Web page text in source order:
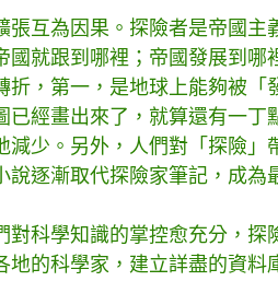
為因果。探險者是帝國主
就跟到哪裡；帝國發展到哪
第一，是地球上能夠被「
經畫出來了，就算還有一
少。另外，人們對「探險
逐漸取代探險家筆記，成為
學知識的掌控愈充分，探
的科學家，建立詳盡的資